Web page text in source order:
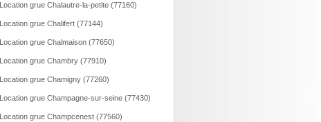
Location grue Chalautre-la-petite (77160)
Location grue Chalifert (77144)
Location grue Chalmaison (77650)
Location grue Chambry (77910)
Location grue Chamigny (77260)
Location grue Champagne-sur-seine (77430)
Location grue Champcenest (77560)